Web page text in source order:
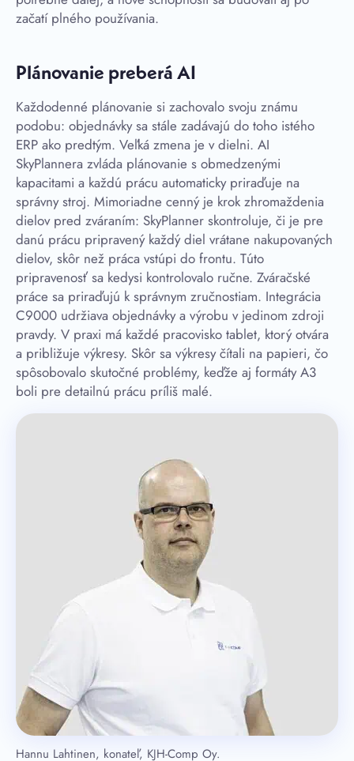
začatí plného používania.
Plánovanie preberá AI
Každodenné plánovanie si zachovalo svoju známu
podobu: objednávky sa stále zadávajú do toho istého
ERP ako predtým. Veľká zmena je v dielni. AI
SkyPlannera zvláda plánovanie s obmedzenými
kapacitami a každú prácu automaticky priraďuje na
správny stroj. Mimoriadne cenný je krok zhromaždenia
dielov pred zváraním: SkyPlanner skontroluje, či je pre
danú prácu pripravený každý diel vrátane nakupovaných
dielov, skôr než práca vstúpi do frontu. Túto
pripravenosť sa kedysi kontrolovalo ručne. Zváračské
práce sa priraďujú k správnym zručnostiam. Integrácia
C9000 udržiava objednávky a výrobu v jedinom zdroji
pravdy. V praxi má každé pracovisko tablet, ktorý otvára
a približuje výkresy. Skôr sa výkresy čítali na papieri, čo
spôsobovalo skutočné problémy, keďže aj formáty A3
boli pre detailnú prácu príliš malé.
Hannu Lahtinen, konateľ, KJH-Comp Oy.